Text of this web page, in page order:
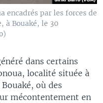
encadrés par les forces de
à Bouaké, le 30
dans certains
localité située à
où des
mécontentement en